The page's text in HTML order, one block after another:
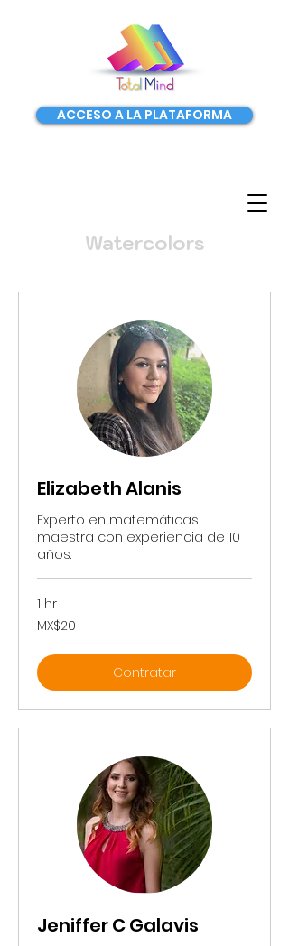
ACCESO A LA PLATAFORMA
Watercolors
Elizabeth Alanis
Experto en matemáticas,
maestra con experiencia de 10
años.
1 hr
20
Mexican
MX$20
Contratar
Jeniffer C Galavis